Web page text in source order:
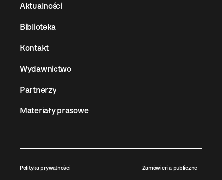
Aktualności
Biblioteka
Kontakt
Wydawnictwo
Partnerzy
Materiały prasowe
Polityka prywatności Zamówienia publiczne